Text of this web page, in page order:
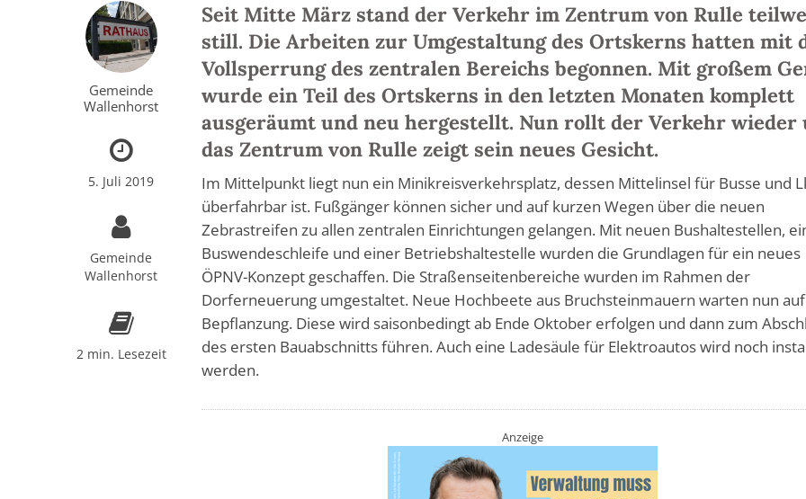
Gemeinde
Wallenhorst
5. Juli 2019
Gemeinde
Wallenhorst
2 min. Lesezeit
Seit Mitte März stand der Verkehr im Zentrum von Rulle
still. Die Arbeiten zur Umgestaltung des Ortskerns hatten mit
Vollsperrung des zentralen Bereichs begonnen. Mit großem
wurde ein Teil des Ortskerns in den letzten Monaten komplett
ausgeräumt und neu hergestellt. Nun rollt der Verkehr wieder
das Zentrum von Rulle zeigt sein neues Gesicht.
Im Mittelpunkt liegt nun ein Minikreisverkehrsplatz, dessen Mittelinsel für Busse und
überfahrbar ist. Fußgänger können sicher und auf kurzen Wegen über die neuen
Zebrastreifen zu allen zentralen Einrichtungen gelangen. Mit neuen Bushaltestellen,
Buswendeschleife und einer Betriebshaltestelle wurden die Grundlagen für ein neues
ÖPNV-Konzept geschaffen. Die Straßenseitenbereiche wurden im Rahmen der
Dorferneuerung umgestaltet. Neue Hochbeete aus Bruchsteinmauern warten nun
Bepflanzung. Diese wird saisonbedingt ab Ende Oktober erfolgen und dann zum
des ersten Bauabschnitts führen. Auch eine Ladesäule für Elektroautos wird noch
werden.
Anzeige